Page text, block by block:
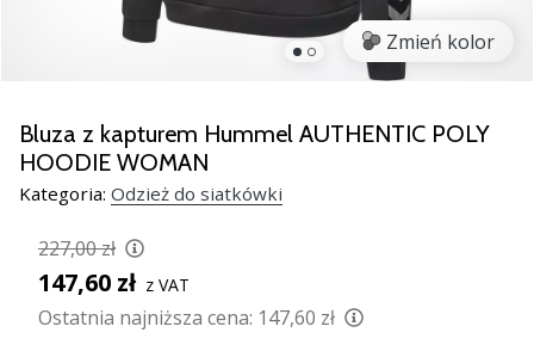
Świąteczne
–
Nasze
porady
prezentowe
Ci
wybrać
idealny
prezent!
Zmień kolor
Bluza z kapturem Hummel AUTHENTIC POLY
HOODIE WOMAN
Kategoria: Odzież do siatkówki
227,00 zł
147,60 zł z VAT
Ostatnia najniższa cena: 147,60 zł